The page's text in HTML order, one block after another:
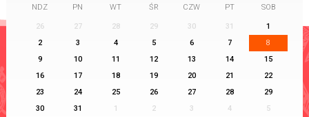
NDZ PN WT ŚR CZW PT SOB
26 27 28 29 30 31
1
2
3 4 5 6 7
8
9
10 11 12 13 14
15
16
17 18 19 20 21
22
23
24 25 26 27 28
29
30
31 1 2 3 4 5